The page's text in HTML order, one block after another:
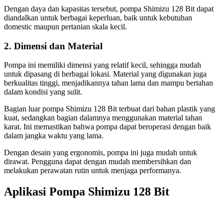
Dengan daya dan kapasitas tersebut, pompa Shimizu 128 Bit dapat
diandalkan untuk berbagai keperluan, baik untuk kebutuhan
domestic maupun pertanian skala kecil.
2. Dimensi dan Material
Pompa ini memiliki dimensi yang relatif kecil, sehingga mudah
untuk dipasang di berbagai lokasi. Material yang digunakan juga
berkualitas tinggi, menjadikannya tahan lama dan mampu bertahan
dalam kondisi yang sulit.
Bagian luar pompa Shimizu 128 Bit terbuat dari bahan plastik yang
kuat, sedangkan bagian dalamnya menggunakan material tahan
karat. Ini memastikan bahwa pompa dapat beroperasi dengan baik
dalam jangka waktu yang lama.
Dengan desain yang ergonomis, pompa ini juga mudah untuk
dirawat. Pengguna dapat dengan mudah membersihkan dan
melakukan perawatan rutin untuk menjaga performanya.
Aplikasi Pompa Shimizu 128 Bit